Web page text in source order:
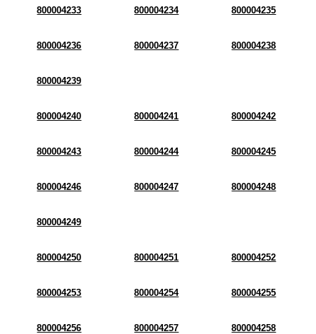
800004233 800004234 800004235
800004236 800004237 800004238
800004239
800004240 800004241 800004242
800004243 800004244 800004245
800004246 800004247 800004248
800004249
800004250 800004251 800004252
800004253 800004254 800004255
800004256 800004257 800004258